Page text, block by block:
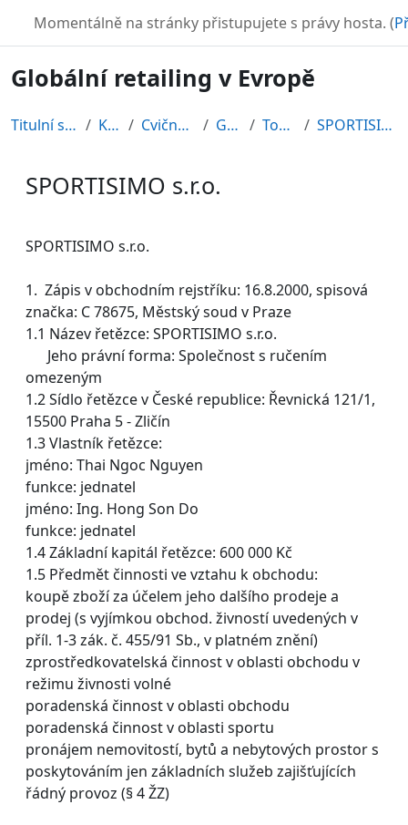
TURBO
Momentálně na stránky přistupujete s právy hosta. (
Globální retailing v Evropě
Titulní stránka Kurzy Cvičné kurzy GRE08 Topic 11 SPORTISIMO s.r.o.
SPORTISIMO s.r.o.
SPORTISIMO s.r.o.
1. Zápis v obchodním rejstříku: 16.8.2000, spisová
značka: C 78675, Městský soud v Praze
1.1 Název řetězce: SPORTISIMO s.r.o.
Jeho právní forma: Společnost s ručením
omezeným
1.2 Sídlo řetězce v České republice: Řevnická 121/1,
15500 Praha 5 - Zličín
1.3 Vlastník řetězce:
jméno: Thai Ngoc Nguyen
funkce: jednatel
jméno: Ing. Hong Son Do
funkce: jednatel
1.4 Základní kapitál řetězce: 600 000 Kč
1.5 Předmět činnosti ve vztahu k obchodu:
koupě zboží za účelem jeho dalšího prodeje a
prodej (s vyjímkou obchod. živností uvedených v
příl. 1-3 zák. č. 455/91 Sb., v platném znění)
zprostředkovatelská činnost v oblasti obchodu v
režimu živnosti volné
poradenská činnost v oblasti obchodu
poradenská činnost v oblasti sportu
pronájem nemovitostí, bytů a nebytových prostor s
poskytováním jen základních služeb zajišťujících
řádný provoz (§ 4 ŽZ)